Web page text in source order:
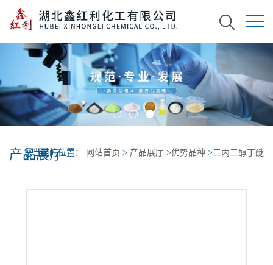
产品展厅
您当前的位置： 网站首页 > 产品展厅 >优势品种 >二丙二醇丁醚